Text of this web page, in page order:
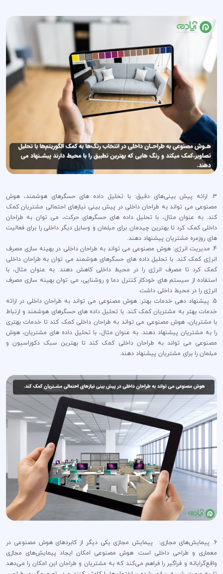
3. ارائه پیش بینی‌های دقیق: با تحلیل داده های حسگرهای هوشمند، هوش
مصنوعی می تواند به طراحان داخلی در پیش بینی نیازهای احتمالی مشتریان کمک
کند. به عنوان مثال، با تحلیل داده های حسگرهای حرکت، می توان به طراحان
داخلی کمک کرد تا بهترین چیدمان برای مبلمان و وسایل دیگر داخلی را برای فعالیت
های روزمره مشتریان پیشنهاد دهند.
4. مدیریت انرژی: هوش مصنوعی می تواند به طراحان داخلی در بهینه سازی مصرف
انرژی کمک کند. با تحلیل داده های حسگرهای هوشمند می توان به طراحان داخلی
کمک کرد تا مصرف انرژی را در محیط داخلی کاهش دهند. به عنوان مثال، با
استفاده از سیستم های خودکار کنترل دما و روشنایی، می توان بهینه سازی مصرف
انرژی را در محیط داخلی داشت.
5. پیشنهاد دهی خدمات بهتر: هوش مصنوعی می تواند به طراحان داخلی در ارائه
خدمات بهتر به مشتریان کمک کند. با تحلیل داده های حسگرهای هوشمند و ارتباط
با مشتریان، هوش مصنوعی می تواند به طراحان داخلی کمک کند تا خدمات بهتری
را به مشتریان پیشنهاد دهند. به عنوان مثال، با تحلیل داده های مشتریان، هوش
مصنوعی می تواند به طراحان داخلی کمک کند تا بهترین سبک دکوراسیون و
مبلمان را برای مشتریان پیشنهاد دهند.
6. پیمایش‌های مجازی: پیمایش مجازی یکی دیگر از کابردهای هوش مصنوعی در
معماری و طراحی داخلی است. هوش مصنوعی امکان ایجاد پیمایش‌های مجازی
واقع‌گرایانه و فراگیر را فراهم می‌کند که به مشتریان و طراحان این امکان را می‌دهد